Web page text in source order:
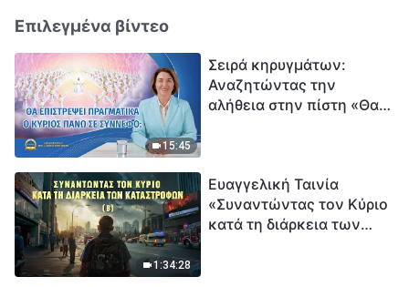
Επιλεγμένα βίντεο
15:45
Σειρά κηρυγμάτων:
Αναζητώντας την
αλήθεια στην πίστη «Θα
1:34:28
Ευαγγελική Ταινία
«Συναντώντας τον Κύριο
κατά τη διάρκεια των